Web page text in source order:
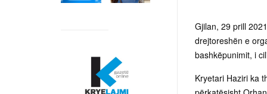
Gjilan, 29 prill
drejtoreshën e
bashkëpunimit, i
Kryetari Haziri ka